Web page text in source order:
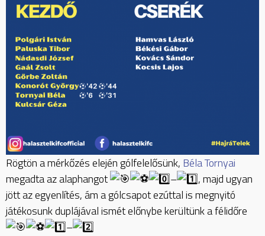
Rögtön a mérkőzés elején gólfelelősünk, Béla Tornyai
megadta az alaphangot
–
, majd ugyan
jött az egyenlítés, ám a gólcsapot ezúttal is megnyitó
játékosunk duplájával ismét előnybe kerültünk a félidőre
–